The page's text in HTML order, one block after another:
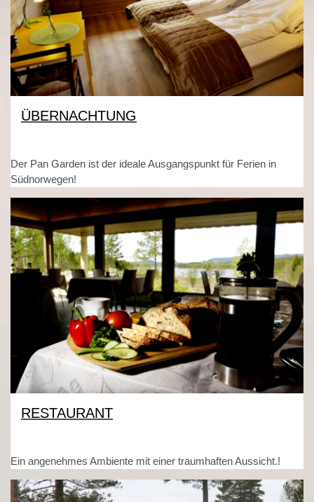
ÜBERNACHTUNG
Der Pan Garden ist der ideale Ausgangspunkt für Ferien in
Südnorwegen!
RESTAURANT
Ein angenehmes Ambiente mit einer traumhaften Aussicht.!